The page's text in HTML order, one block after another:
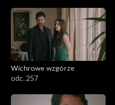
Wichrowe wzgórze
odc. 257